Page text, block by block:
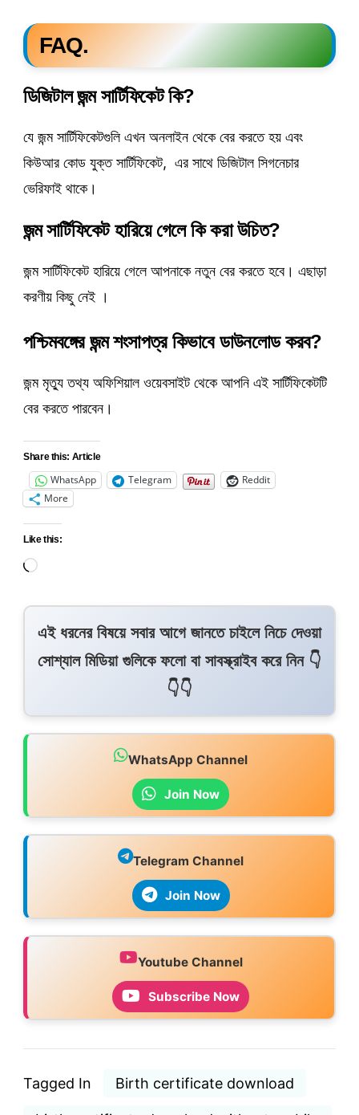
FAQ.
ডিজিটালজন্ম সার্টিফিকেটকি?
যে জন্ম সার্টিফিকেটগুলি এখন অনলাইন থেকে বের করতে হয় এবং
কিউআর কোড যুক্ত সার্টিফিকেট, এর সাথে ডিজিটাল সিগনেচার
ভেরিফাই থাকে।
জন্ম সার্টিফিকেট হারিয়ে গেলে কি করা উচিত?
জন্ম সার্টিফিকেট হারিয়ে গেলে আপনাকে নতুন বের করতে হবে। এছাড়া
করণীয় কিছু নেই ।
পশ্চিমবঙ্গের জন্ম শংসাপত্র কিভাবে ডাউনলোড করব?
জন্ম মৃত্যু তথ্য অফিশিয়াল ওয়েবসাইট থেকে আপনি এই সার্টিফিকেটটি
বের করতে পারবেন।
Share this: Article
WhatsApp Telegram
Reddit
More
Like this:
এই ধরনের বিষয়ে সবার আগে জানতে চাইলে নিচে দেওয়া
সোশ্যাল মিডিয়া গুলিকে ফলো বা সাবস্ক্রাইব করে নিন 👇
👇👇
WhatsApp Channel
Join Now
Telegram Channel
Join Now
Youtube Channel
Subscribe Now
Tagged In Birth certificate download